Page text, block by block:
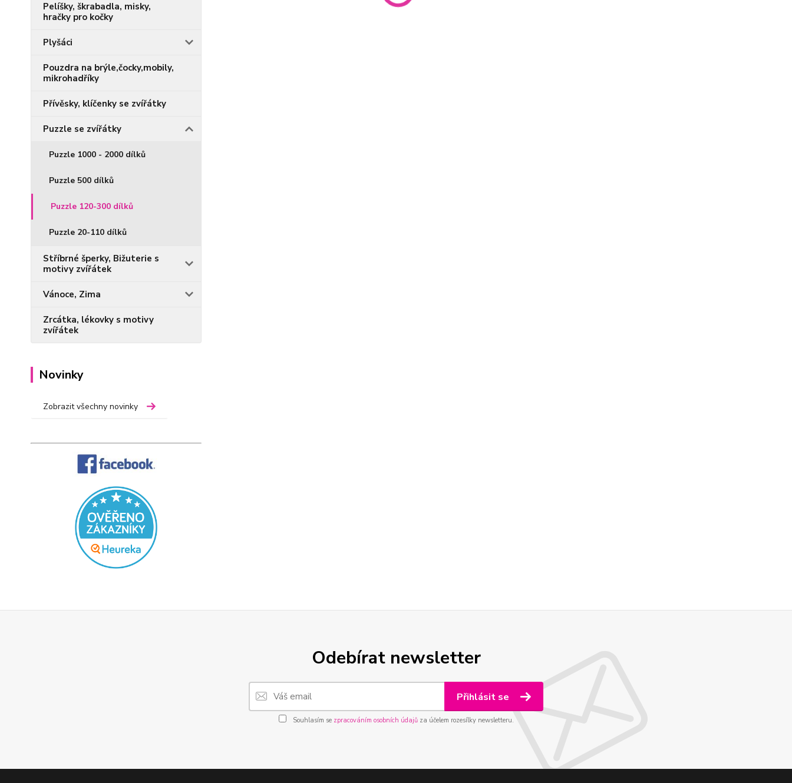
Pelíšky, škrabadla, misky,
hračky pro kočky
Plyšáci
Pouzdra na brýle,čocky,mobily,
mikrohadříky
Přívěsky, klíčenky se zvířátky
Puzzle se zvířátky
Puzzle 1000 - 2000 dílků
Puzzle 500 dílků
Puzzle 120-300 dílků
Puzzle 20-110 dílků
Stříbrné šperky, Bižuterie s
motivy zvířátek
Vánoce, Zima
Zrcátka, lékovky s motivy
zvířátek
Novinky
Zobrazit všechny novinky
Odebírat newsletter
Přihlásit se
Souhlasím se zpracováním osobních údajůza účelem rozesílky newsletteru.